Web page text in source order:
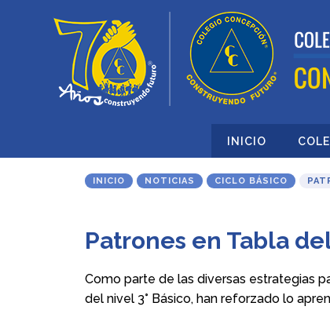
INICIO
INICIO NOTICIAS CICLO BÁSICO
Patrones en Tabla
Como parte de las diversas estrategias
del nivel 3° Básico, han reforzado lo